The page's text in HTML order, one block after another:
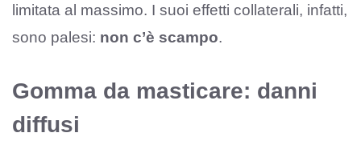
limitata al massimo. I suoi effetti collaterali, infatti,
sono palesi: non c’è scampo.
Gomma da masticare: danni
diffusi